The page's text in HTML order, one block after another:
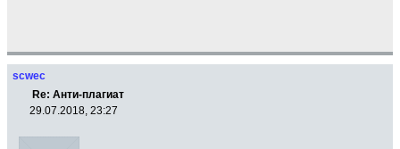
scwec
Re: Анти-плагиат
29.07.2018, 23:27